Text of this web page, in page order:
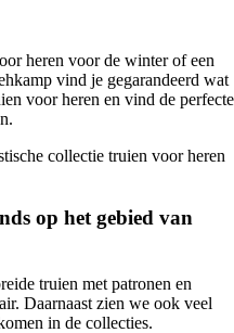
heren voor de winter of een
vind je gegarandeerd wat
voor heren en vind de perfecte
collectie truien voor heren
op het gebied van
truien met patronen en
Daarnaast zien we ook veel
in de collecties.